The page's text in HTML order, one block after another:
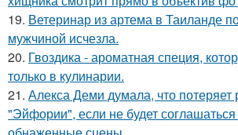
19. Ветеринар из артема в Таиланде
мужчиной исчезла.
20. Гвоздика - ароматная специя,
только в кулинарии.
21. Алекса Деми думала, что потеряет
"Эйфории", если не будет